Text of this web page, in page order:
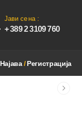
Јави се на :
+ 389 2 3109 760
Најава / Регистрација